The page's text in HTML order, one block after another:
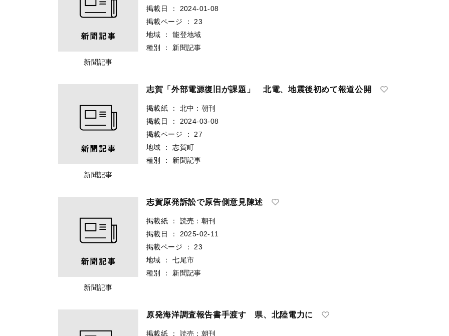
新聞記事
掲載日
：
2024-01-08
掲載ページ
：
23
地域
：
能登地域
種別
： 新聞記事
新聞記事
志賀「外部電源復旧が課題」 北電、地震後初めて報道公開
掲載紙 ：
北中：朝刊
掲載日
：
2024-03-08
掲載ページ
：
27
地域
：
志賀町
種別
： 新聞記事
新聞記事
志賀原発訴訟で原告側意見陳述
掲載紙 ：
読売：朝刊
掲載日
：
2025-02-11
掲載ページ
：
23
地域
：
七尾市
種別
： 新聞記事
原発海洋調査報告書手渡す 県、北陸電力に
掲載紙 ： 読売：朝刊